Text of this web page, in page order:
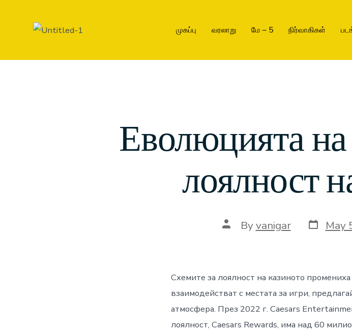
முகப்பு வரலாறு மே – 5 நிர்வாகிகள்
Еволюцията
лоялност
Byvanigar May
Схемите за лоялност на казиното
взаимодействат с местата за игри,
атмосфера. През 2022 г. Caesars
лоялност, Caesars Rewards, има над 60